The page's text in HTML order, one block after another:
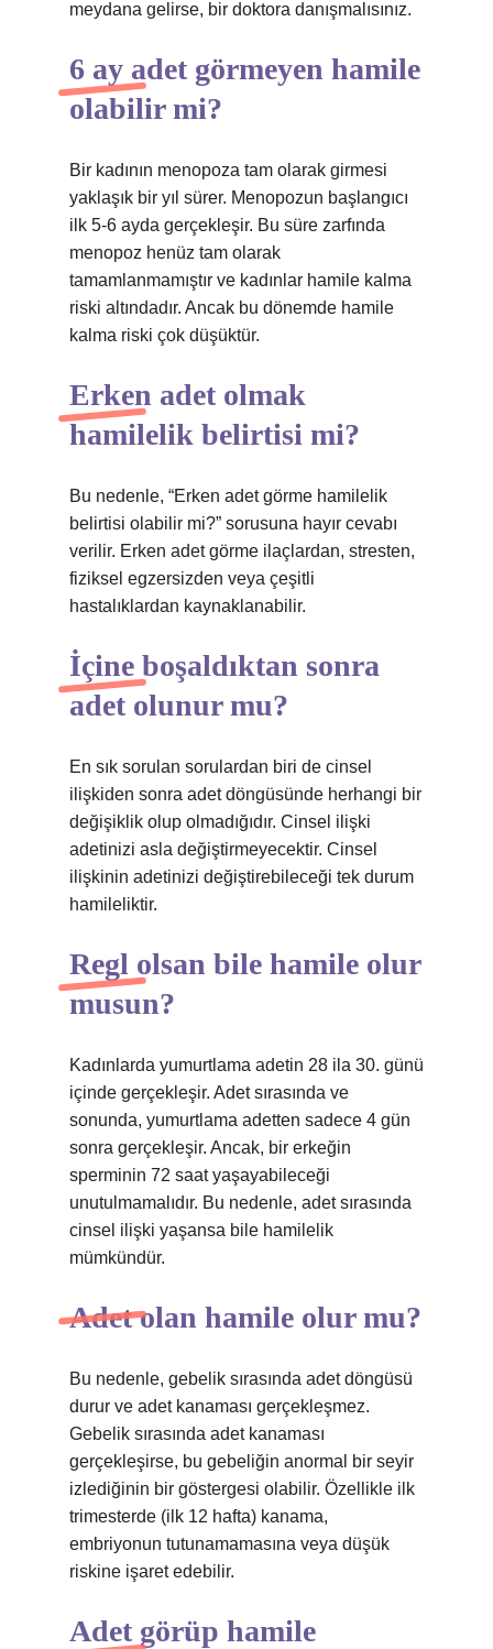
meydana gelirse, bir doktora danışmalısınız.
6 ay adet görmeyen hamile
olabilir mi?
Bir kadının menopoza tam olarak girmesi
yaklaşık bir yıl sürer. Menopozun başlangıcı
ilk 5-6 ayda gerçekleşir. Bu süre zarfında
menopoz henüz tam olarak
tamamlanmamıştır ve kadınlar hamile kalma
riski altındadır. Ancak bu dönemde hamile
kalma riski çok düşüktür.
Erken adet olmak
hamilelik belirtisi mi?
Bu nedenle, “Erken adet görme hamilelik
belirtisi olabilir mi?” sorusuna hayır cevabı
verilir. Erken adet görme ilaçlardan, stresten,
fiziksel egzersizden veya çeşitli
hastalıklardan kaynaklanabilir.
İçine boşaldıktan sonra
adet olunur mu?
En sık sorulan sorulardan biri de cinsel
ilişkiden sonra adet döngüsünde herhangi bir
değişiklik olup olmadığıdır. Cinsel ilişki
adetinizi asla değiştirmeyecektir. Cinsel
ilişkinin adetinizi değiştirebileceği tek durum
hamileliktir.
Regl olsan bile hamile olur
musun?
Kadınlarda yumurtlama adetin 28 ila 30. günü
içinde gerçekleşir. Adet sırasında ve
sonunda, yumurtlama adetten sadece 4 gün
sonra gerçekleşir. Ancak, bir erkeğin
sperminin 72 saat yaşayabileceği
unutulmamalıdır. Bu nedenle, adet sırasında
cinsel ilişki yaşansa bile hamilelik
mümkündür.
Adet olan hamile olur mu?
Bu nedenle, gebelik sırasında adet döngüsü
durur ve adet kanaması gerçekleşmez.
Gebelik sırasında adet kanaması
gerçekleşirse, bu gebeliğin anormal bir seyir
izlediğinin bir göstergesi olabilir. Özellikle ilk
trimesterde (ilk 12 hafta) kanama,
embriyonun tutunamamasına veya düşük
riskine işaret edebilir.
Adet görüp hamile